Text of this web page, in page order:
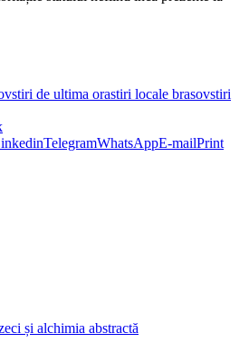
stiri de ultima orastiri locale brasovstiri
TelegramWhatsAppE-mailPrint
și alchimia abstractă